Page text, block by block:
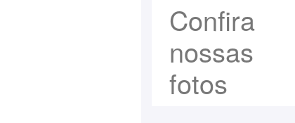
Confira
nossas
fotos